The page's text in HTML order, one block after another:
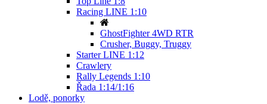
Racing LINE 1:10
GhostFighter 4WD RTR
Crusher, Buggy, Truggy
Starter LINE 1:12
Crawlery
Rally Legends 1:10
Řada 1:14/1:16
Lodě, ponorky